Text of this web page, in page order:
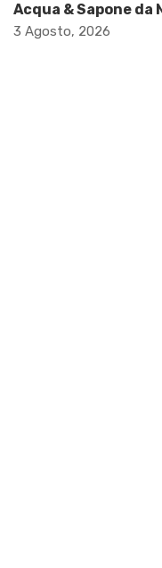
Acqua & Sapone da
3 Agosto, 2026